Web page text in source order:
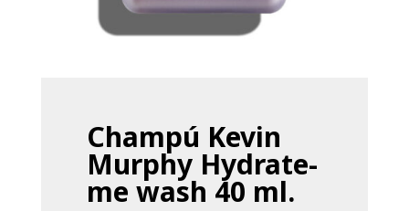
Champú Kevin
Murphy Hydrate-
me wash 40 ml.